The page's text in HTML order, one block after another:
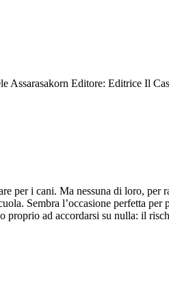
Assarasakorn Editore: Editrice Il
per i cani. Ma nessuna di loro, per
Sembra l’occasione perfetta
ad accordarsi su nulla: il